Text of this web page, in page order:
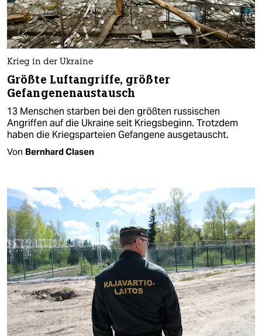
Krieg in der Ukraine
Größte Luftangriffe, größter
Gefangenenaustausch
13 Menschen starben bei den größten russischen
Angriffen auf die Ukraine seit Kriegsbeginn. Trotzdem
haben die Kriegsparteien Gefangene ausgetauscht.
Von Bernhard Clasen